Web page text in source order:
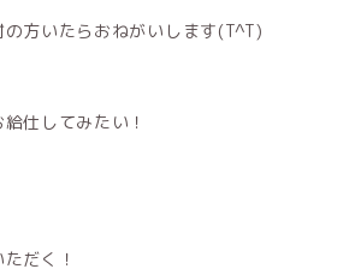
方いたらおねがいします(T^T)
仕してみたい！
だく！